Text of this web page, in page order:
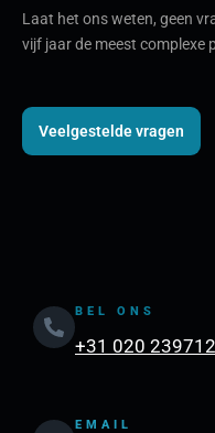
Laat het ons weten, geen
vijf jaar de meest complexe
Veelgestelde vragen
BEL ONS
+31 020
EMAIL